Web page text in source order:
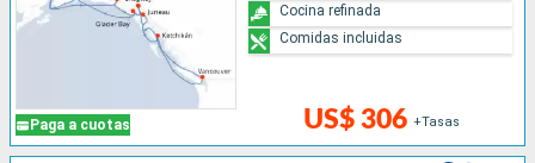
Paga a cuotas US$ 306 +Tasas
Cocina refinada
Comidas incluidas